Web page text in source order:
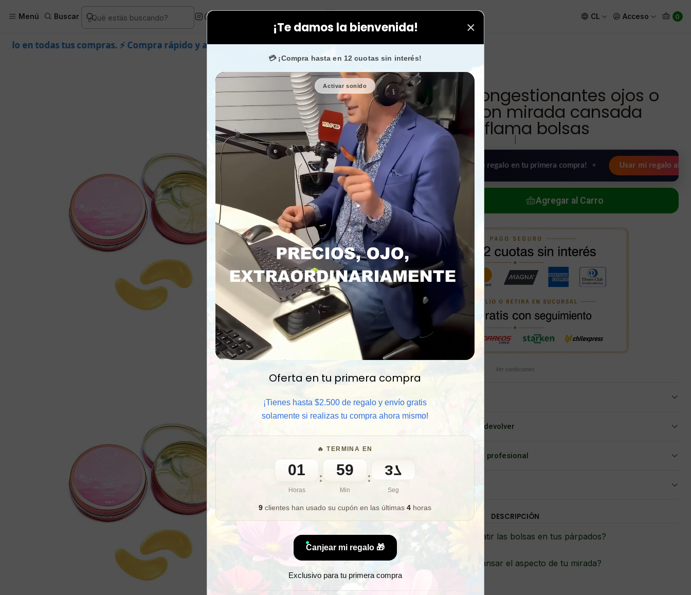
¡Te damos la bienvenida! ×
💳 ¡Compra hasta en 12 cuotas sin interés!
Activar sonido
Oferta en tu primera compra
¡Tienes hasta $2.500 de regalo y envío gratis
solamente si realizas tu compra ahora mismo!
🔥 TERMINA EN
01
Horas
: 59
Min
: 35
Seg
9 clientes han usado su cupón en las últimas 4 horas
Canjear mi regalo 🎁
Exclusivo para tu primera compra
Menú Buscar CL Acceso 0
Oropiel Facial Mascarillas Parches descongestionantes ojos o párpados con mirada cansada desinflama bolsas
⚡ Compra rápido y aprovecha. 💙 +50.000 fans enInstagramconfían en nosotros.
Parches descongestionantes ojos o
párpados con mirada cansada
desinflama bolsas
🎉 Bienvenid@ 🔥 ¡Hasta $2.500 de regalo en tu primera compra! • Usar mi regalo ahora 🖤
Cantidad
Agregar al Carro
Ver condiciones
📦 Comprar al por mayor
⏰ Garantía 8 meses para cambiar o devolver
🧑‍💼 Atención al cliente y/o Asesoría profesional
🎁 Lo quiero para regalo
DESCRIPCIÓN
¿Deseas combatir las bolsas en tus párpados?
¿Quieres descansar el aspecto de tu mirada?